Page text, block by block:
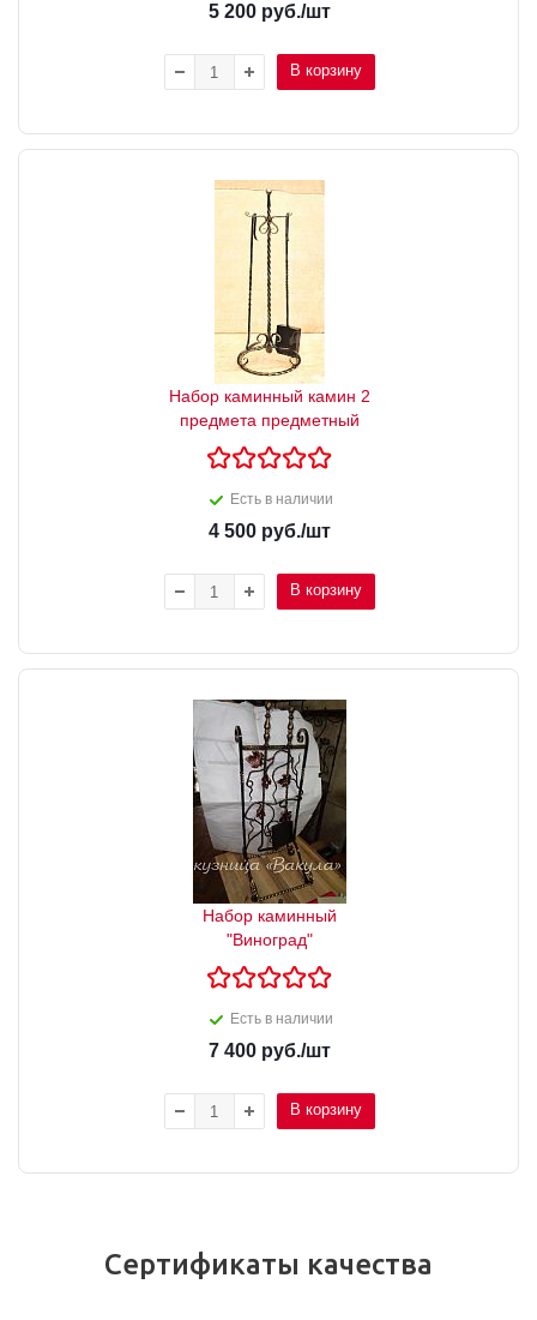
5 200руб./шт
В корзину
Набор каминный камин 2
предмета предметный
Есть в наличии
4 500руб./шт
В корзину
Набор каминный
"Виноград"
Есть в наличии
7 400руб./шт
В корзину
Сертификаты качества